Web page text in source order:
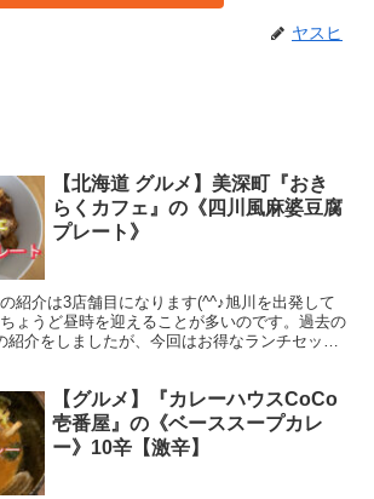
ヤスヒ
【北海道 グルメ】美深町『おき
らくカフェ』の《四川風麻婆豆腐
プレート》
紹介は3店舗目になります(^^♪旭川を出発して
ょうど昼時を迎えることが多いのです。過去の
紹介をしましたが、今回はお得なランチセット
【グルメ】『カレーハウスCoCo
壱番屋』の《ベーススープカレ
ー》10辛【激辛】